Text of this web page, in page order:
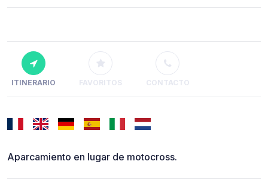
ITINERARIO FAVORITOS CONTACTO
Aparcamiento en lugar de motocross.